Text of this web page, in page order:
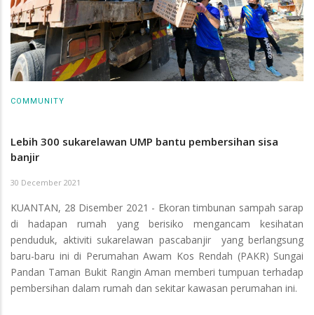
COMMUNITY
Lebih 300 sukarelawan UMP bantu pembersihan sisa
banjir
30 December 2021
KUANTAN, 28 Disember 2021 - Ekoran timbunan sampah sarap
di hadapan rumah yang berisiko mengancam kesihatan
penduduk, aktiviti sukarelawan pascabanjir yang berlangsung
baru-baru ini di Perumahan Awam Kos Rendah (PAKR) Sungai
Pandan Taman Bukit Rangin Aman memberi tumpuan terhadap
pembersihan dalam rumah dan sekitar kawasan perumahan ini.